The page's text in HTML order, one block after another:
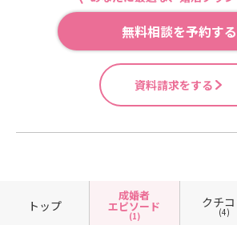
無料相談を予約する
資料請求をする
トップ
成婚者
エピソード
(1)
クチ
(4)